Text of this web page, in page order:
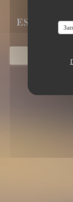
LE